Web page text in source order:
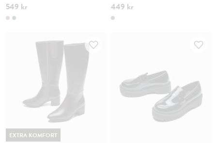
549 kr 449 kr
EXTRA KOMFORT